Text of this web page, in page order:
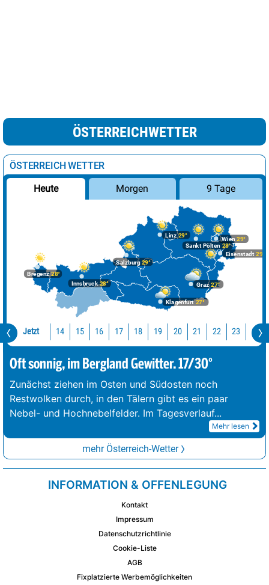
ÖSTERREICHWETTER
ÖSTERREICH WETTER
Heute Morgen 9 Tage
Bregenz28°
Graz27°
Innsbruck28°
Klagenfurt 27°
Linz29°
Salzburg29°
Wien 29°
Eisenstadt 29°
Sankt Pölten 28°
Jetzt 14 15 16 17 18 19 20 21 22 23 0
Oft sonnig, im Bergland Gewitter. 17/30°
Zunächst ziehen im Osten und Südosten noch
Restwolken durch, in den Tälern gibt es ein paar
Nebel- und Hochnebelfelder. Im Tagesverlauf...
Mehr lesen
mehr Österreich-Wetter
INFORMATION & OFFENLEGUNG
Kontakt
Impressum
Datenschutzrichtlinie
Cookie-Liste
AGB
Fixplatzierte Werbemöglichkeiten